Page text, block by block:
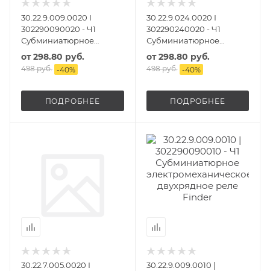
30.22.9.009.0020 I
302290090020 - Ч1
Субминиатюрное
электромеханическое
двухрядное реле
от298.80 руб.
498 руб. -40%
ПОДРОБНЕЕ
30.22.9.024.0020 I
302290240020 - Ч1
Субминиатюрное
электромеханическое
двухрядное реле
от298.80 руб.
498 руб. -40%
ПОДРОБНЕЕ
30.22.7.005.0020 I
30.22.9.009.0010 |